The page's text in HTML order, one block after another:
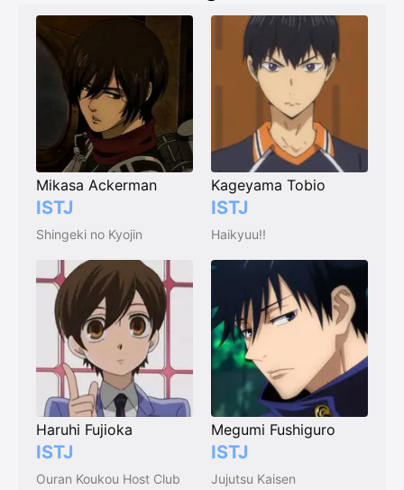
Mikasa Ackerman
ISTJ
Shingeki no Kyojin
Kageyama Tobio
ISTJ
Haikyuu!!
Haruhi Fujioka
ISTJ
Ouran Koukou Host Club
Megumi Fushiguro
ISTJ
Jujutsu Kaisen